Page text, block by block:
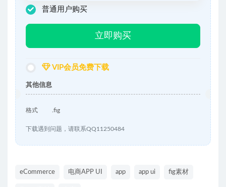
普通用户购买
立即购买
VIP会员免费下载
其他信息
格式 .fig
下载遇到问题，请联系QQ11250484
eCommerce 电商APP UI app app ui fig素材